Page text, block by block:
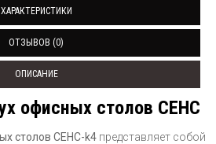
ХАРАКТЕРИСТИКИ
ОТЗЫВОВ (0)
ОПИСАНИЕ
офисных столов СЕНС
столов СЕНС-k4 представляет собой